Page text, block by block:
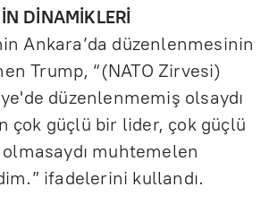
DİNAMİKLERİ
Ankara’da düzenlenmesinin
Trump, “(NATO Zirvesi)
düzenlenmemiş olsaydı
çok güçlü bir lider, çok güçlü
muhtemelen
ifadelerini kullandı.